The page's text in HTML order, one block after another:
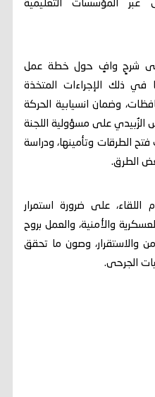
عبر المؤسسات التعليمية
إلى شرحٍ وافٍ حول خطة عمل
في ذلك الإجراءات المتخذة
وضمان انسيابية الحركة
الزُبيدي على مسؤولية اللجنة
فتح الطرقات وتأمينها، ودراسة
الطرق.
على ضرورة استمرار
والأمنية، والعمل بروح
والاستقرار، وصون ما تحقق
الجرحى.